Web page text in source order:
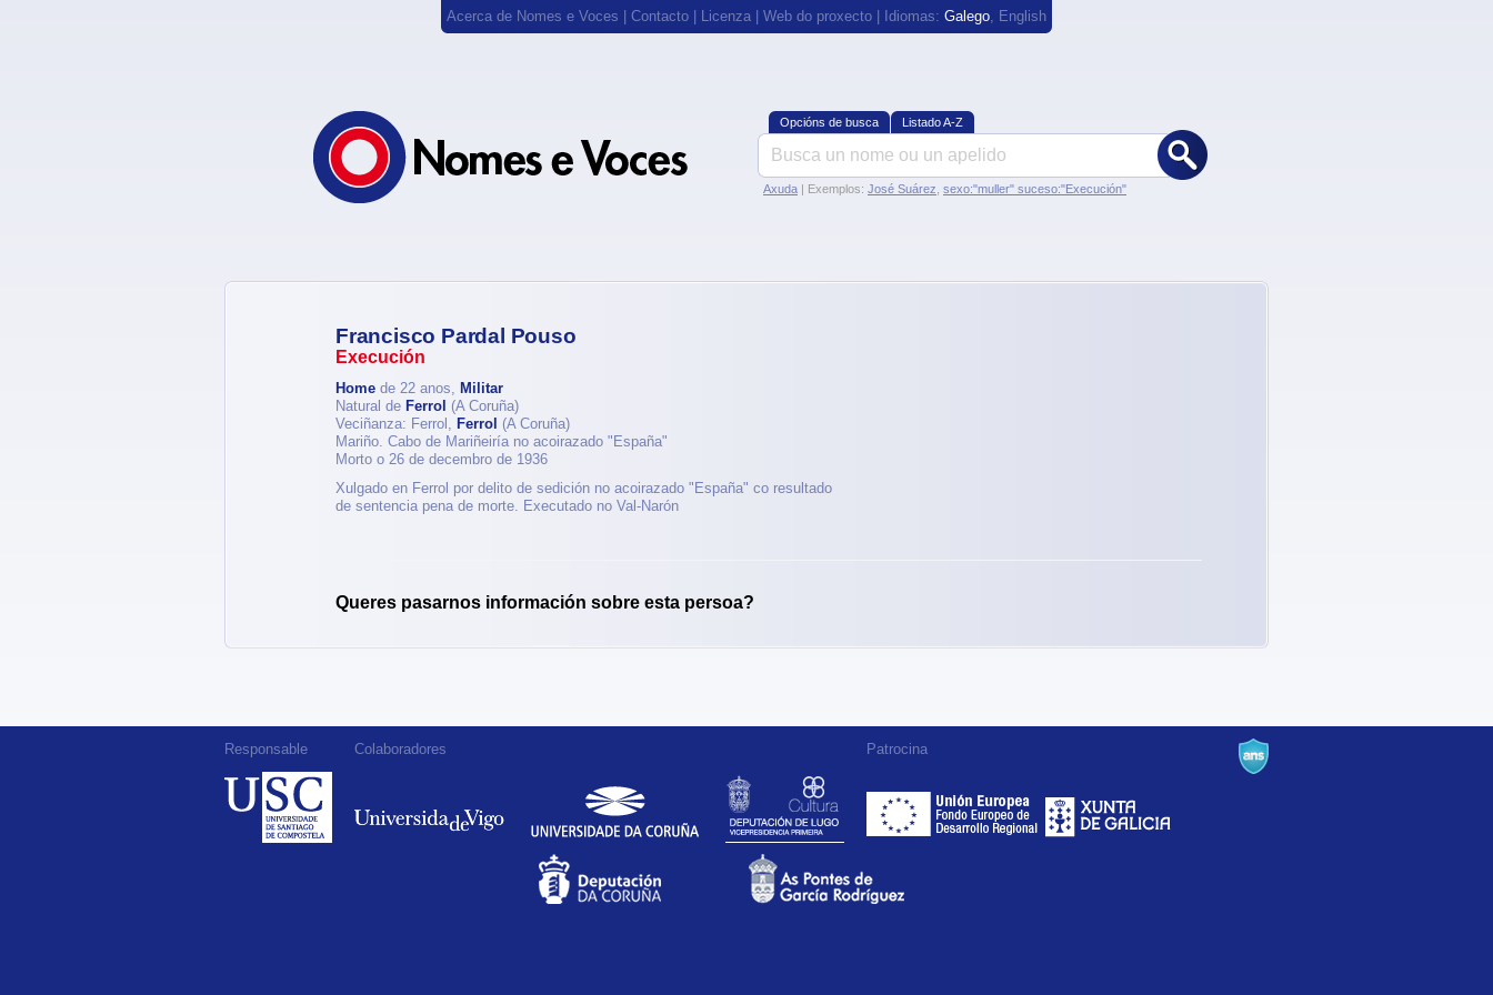
Acerca de Nomes e Voces Contacto Licenza Web do proxecto | Idiomas: Galego, English
Opcións de busca Listado A-Z
Axuda | Exemplos: José Suárez sexo:"muller" suceso:"Execución"
Francisco Pardal Pouso
Execución
Home de 22 anos, Militar
Natural de Ferrol (A Coruña)
Veciñanza: Ferrol, Ferrol (A Coruña)
Mariño. Cabo de Mariñeiría no acoirazado "España"
Morto o 26 de decembro de 1936
Xulgado en Ferrol por delito de sedición no acoirazado "España" co resultado
de sentencia pena de morte. Executado no Val-Narón
Queres pasarnos información sobre esta persoa?
Responsable Colaboradores Patrocina